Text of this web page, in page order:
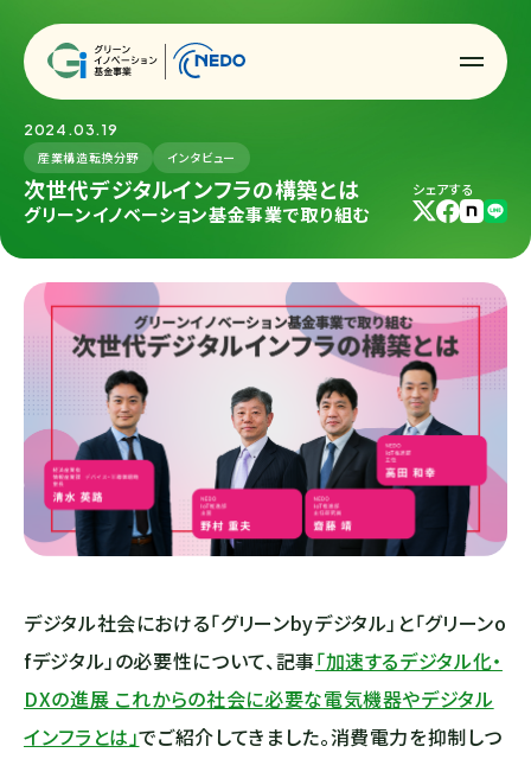
2024.03.19
産業構造転換分野
インタビュー
次世代デジタルインフラの構築とは
グリーンイノベーション基金事業で取り組む
シェアする
デジタル社会における「グリーンbyデジタル」と「グリーンo
fデジタル」の必要性について、記事「加速するデジタル化・
DXの進展 これからの社会に必要な電気機器やデジタル
インフラとは」でご紹介してきました。消費電力を抑制しつ